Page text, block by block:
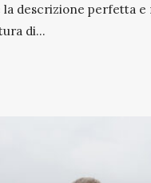
la descrizione perfetta e
di...